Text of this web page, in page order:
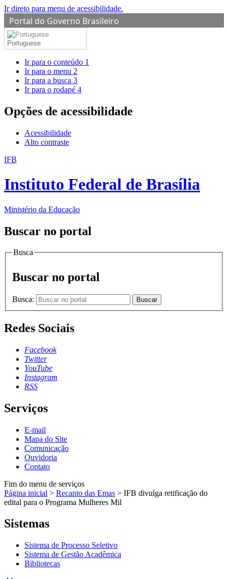
Ir direto para menu de acessibilidade.
Portal do Governo Brasileiro
Portuguese
Ir para o conteúdo 1
Ir para o menu 2
Ir para a busca 3
Ir para o rodapé 4
Opções de acessibilidade
Acessibilidade
Alto contraste
IFB
Instituto Federal de Brasília
Ministério da Educação
Buscar no portal
Busca
Buscar no portal
Busca: Buscar
Redes Sociais
Facebook
Twitter
YouTube
Instagram
RSS
Serviços
E-mail
Mapa do Site
Comunicação
Ouvidoria
Contato
Fim do menu de serviços
Página inicial > Recanto das Emas > IFB divulga retificação do
edital para o Programa Mulheres Mil
Sistemas
Sistema de Processo Seletivo
Sistema de Gestão Acadêmica
Bibliotecas